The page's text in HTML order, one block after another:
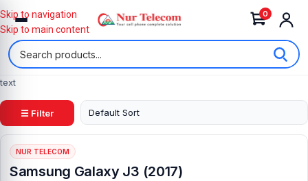
0
Skip to navigation
Skip to main content
text
☰ Filter
NUR TELECOM
Samsung Galaxy J3 (2017)